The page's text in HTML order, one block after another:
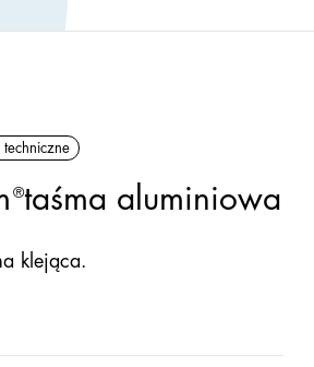
techniczne
®taśma aluminiowa
klejąca.